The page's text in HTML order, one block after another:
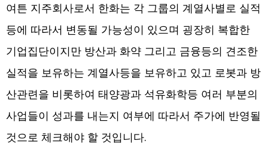
여튼 지주회사로서 한화는 각 그룹의 계열사별로 실적
등에 따라서 변동될 가능성이 있으며 굉장히 복합한
기업집단이지만 방산과 화약 그리고 금융등의 견조한
실적을 보유하는 계열사등을 보유하고 있고 로봇과 방
산관련을 비롯하여 태양광과 석유화학등 여러 부분의
사업들이 성과를 내는지 여부에 따라서 주가에 반영될
것으로 체크해야 할 것입니다.